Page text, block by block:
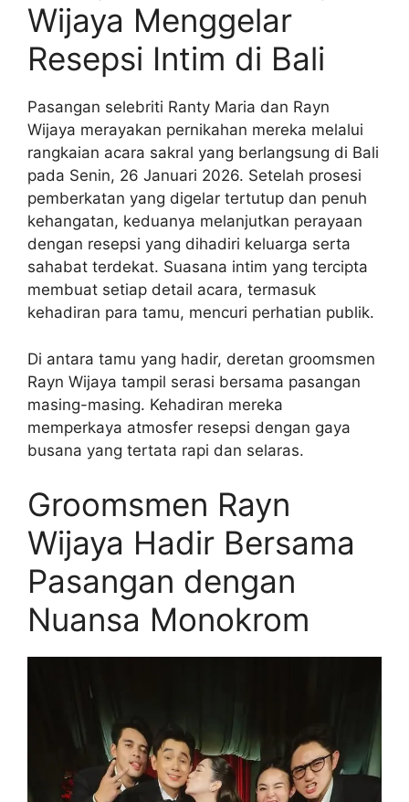
Wijaya Menggelar
Resepsi Intim di Bali
Pasangan selebriti Ranty Maria dan Rayn
Wijaya merayakan pernikahan mereka melalui
rangkaian acara sakral yang berlangsung di Bali
pada Senin, 26 Januari 2026. Setelah prosesi
pemberkatan yang digelar tertutup dan penuh
kehangatan, keduanya melanjutkan perayaan
dengan resepsi yang dihadiri keluarga serta
sahabat terdekat. Suasana intim yang tercipta
membuat setiap detail acara, termasuk
kehadiran para tamu, mencuri perhatian publik.
Di antara tamu yang hadir, deretan groomsmen
Rayn Wijaya tampil serasi bersama pasangan
masing-masing. Kehadiran mereka
memperkaya atmosfer resepsi dengan gaya
busana yang tertata rapi dan selaras.
Groomsmen Rayn
Wijaya Hadir Bersama
Pasangan dengan
Nuansa Monokrom